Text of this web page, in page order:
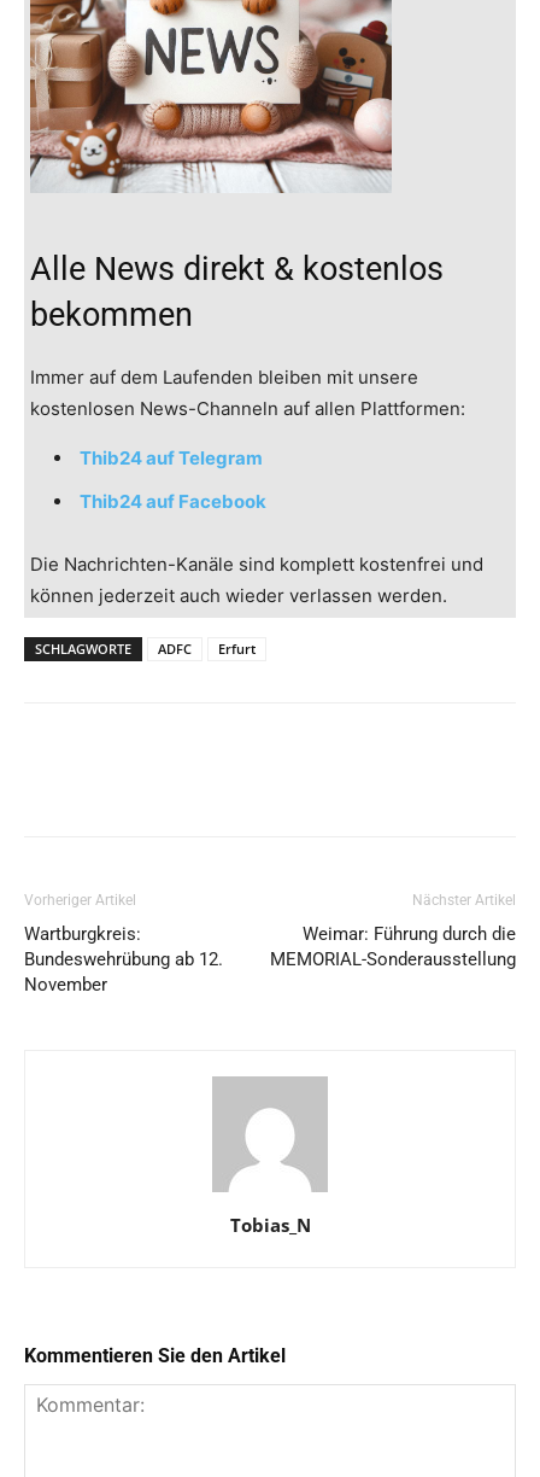
Alle News direkt & kostenlos
bekommen
Immer auf dem Laufenden bleiben mit unsere
kostenlosen News-Channeln auf allen Plattformen:
Thib24 auf Telegram
Thib24 auf Facebook
Die Nachrichten-Kanäle sind komplett kostenfrei und
können jederzeit auch wieder verlassen werden.
SCHLAGWORTE ADFC Erfurt
Vorheriger Artikel
Wartburgkreis:
Bundeswehrübung ab 12.
November
Nächster Artikel
Weimar: Führung durch die
MEMORIAL-Sonderausstellung
Tobias_N
Kommentieren Sie den Artikel